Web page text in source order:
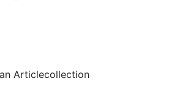
Articlecollection